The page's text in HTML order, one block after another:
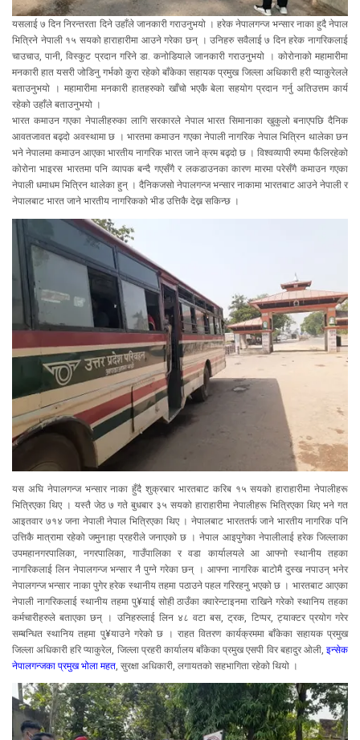
यसलाई ७ दिन निरन्तरता दिने उहाँले जानकारी गराउनुभयो । हरेक नेपालगन्ज भन्सार नाका हुदै नेपाल
भित्रिने नेपाली १५ सयको हाराहारीमा आउने गरेका छन् । उनिहरु सवैलाई ७ दिन हरेक नागरिकलाई
चाउचाउ, पानी, विस्कुट प्रदान गरिने डा. कनोडियाले जानकारी गराउनुभयो । कोरोनाको महामारीमा
मनकारी हात यसरी जोडिनु गर्भको कुरा रहेको बाँकेका सहायक प्रमुख जिल्ला अधिकारी हरी प्याकुरेलले
बताउनुभयो । महामारीमा मनकारी हातहरुको खाँचो भएकै बेला सहयोग प्रदान गर्नु अतिउत्तम कार्य
रहेको उहाँले बताउनुभयो ।
भारत कमाउन गएका नेपालीहरुका लागि सरकारले नेपाल भारत सिमानाका खुकुलो बनाएपछि दैनिक
आवतजावत बढ्दो अवस्थामा छ । भारतमा कमाउन गएका नेपाली नागरिक नेपाल भित्रिन थालेका छन
भने नेपालमा कमाउन आएका भारतीय नागरिक भारत जाने क्रम बढ्दो छ । विश्वव्यापी रुपमा फैलिरहेको
कोरोना भाइरस भारतमा पनि व्यापक बन्दै गएसँगै र लकडाउनका कारण मारमा परेसँगै कमाउन गएका
नेपाली धमाधम भित्रिन थालेका हुन् । दैनिकजसो नेपालगन्ज भन्सार नाकामा भारतबाट आउने नेपाली र
नेपालबाट भारत जाने भारतीय नागरिकको भीड उत्तिकै देख्न सकिन्छ ।
यस अघि नेपालगन्ज भन्सार नाका हुँदै शुक्रबार भारतबाट करिब १५ सयको हाराहारीमा नेपालीहरू
भित्रिएका थिए । यस्तै जेठ ७ गते बुधबार ३५ सयको हाराहारीमा नेपालीहरू भित्रिएका थिए भने गत
आइतवार ७१४ जना नेपाली नेपाल भित्रिएका थिए । नेपालबाट भारततर्फ जाने भारतीय नागरिक पनि
उत्तिकै मात्रामा रहेको जमुनाहा प्रहरीले जनाएको छ । नेपाल आइपुगेका नेपालीलाई हरेक जिल्लाका
उपमहानगरपालिका, नगरपालिका, गाउँपालिका र वडा कार्यालयले आ आफ्नो स्थानीय तहका
नागरिकलाई लिन नेपालगन्ज भन्सार नै पुग्ने गरेका छन् । आफ्ना नागरिक बाटोमै दुस्ख नपाउन् भनेर
नेपालगन्ज भन्सार नाका पुगेर हरेक स्थानीय तहमा पठाउने पहल गरिरहनु भएको छ । भारतबाट आएका
नेपाली नागरिकलाई स्थानीय तहमा पु¥याई सोही ठाउँका क्वारेन्टाइनमा राखिने गरेको स्थानिय तहका
कर्मचारीहरुले बताएका छन् । उनिहरुलाई लिन ४८ वटा बस, ट्रक, टिप्पर, ट्याक्टर प्रयोग गरेर
सम्बन्धित स्थानिय तहमा पु¥याउने गरेको छ । राहत वितरण कार्यक्रममा बाँकेका सहायक प्रमुख
जिल्ला अधिकारी हरि प्याकुरेल, जिल्ला प्रहरी कार्यालय बाँकेका प्रमुख एसपी विर बहादुर ओली, इन्सेक
नेपालगन्जका प्रमुख भोला महत , सुरक्षा अधिकारी, लगायतको सहभागिता रहेको थियो ।